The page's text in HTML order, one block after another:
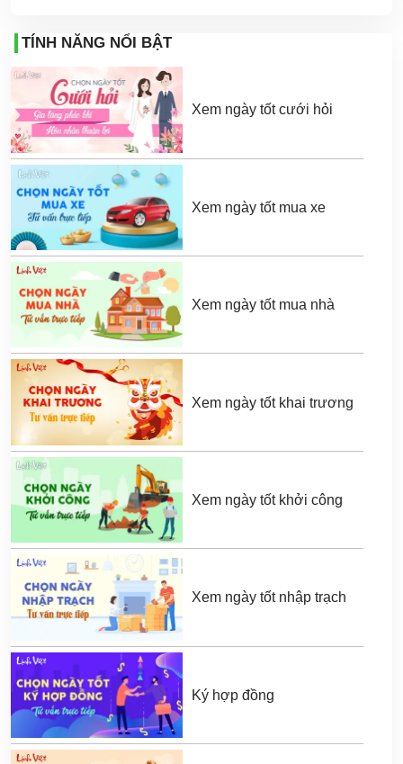
TÍNH NĂNG NỔI BẬT
Xem ngày tốt cưới hỏi
Xem ngày tốt mua xe
Xem ngày tốt mua nhà
Xem ngày tốt khai trương
Xem ngày tốt khởi công
Xem ngày tốt nhập trạch
Ký hợp đồng